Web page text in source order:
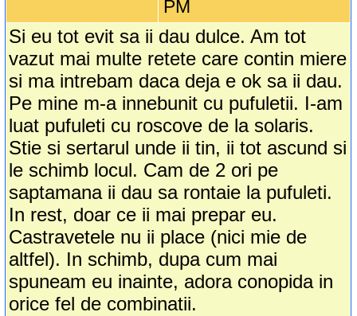
PM
Si eu tot evit sa ii dau dulce. Am tot
vazut mai multe retete care contin miere
si ma intrebam daca deja e ok sa ii dau.
Pe mine m-a innebunit cu pufuletii. I-am
luat pufuleti cu roscove de la solaris.
Stie si sertarul unde ii tin, ii tot ascund si
le schimb locul. Cam de 2 ori pe
saptamana ii dau sa rontaie la pufuleti.
In rest, doar ce ii mai prepar eu.
Castravetele nu ii place (nici mie de
altfel). In schimb, dupa cum mai
spuneam eu inainte, adora conopida in
orice fel de combinatii.